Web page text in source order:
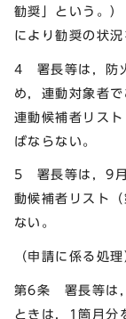
勧奨」という。
により勧奨の状況
4 署長等は，防
め，連動対象者
連動候補者リス
ばならない。
5 署長等は，9月
動候補者リスト
ない。
（申請に係る処理
第6条 署長等は
ときは，1箇月分